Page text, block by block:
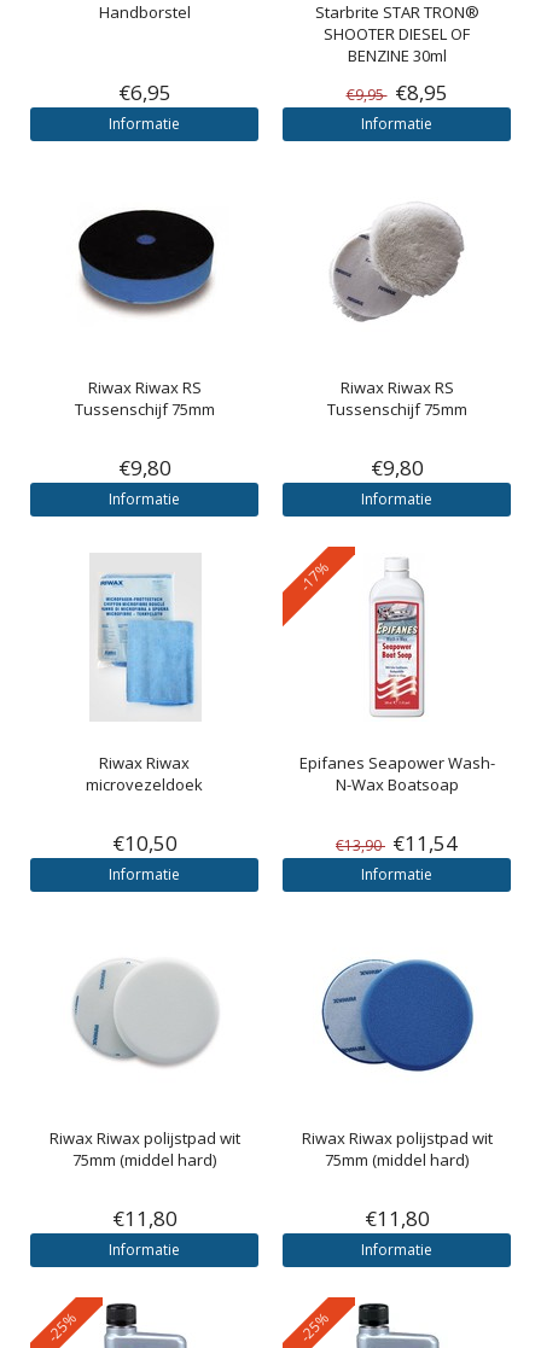
Handborstel
€6,95
Informatie
Starbrite STAR TRON®
SHOOTER DIESEL OF
BENZINE 30ml
€9,95 €8,95
Informatie
RiwaxRiwax RS
Tussenschijf 75mm
€9,80
Informatie
RiwaxRiwax RS
Tussenschijf 75mm
€9,80
Informatie
RiwaxRiwax
microvezeldoek
€10,50
Informatie
-17%
Epifanes Seapower Wash-
N-Wax Boatsoap
€13,90 €11,54
Informatie
RiwaxRiwax polijstpad wit
75mm (middel hard)
€11,80
Informatie
RiwaxRiwax polijstpad wit
75mm (middel hard)
€11,80
Informatie
-25% -25%